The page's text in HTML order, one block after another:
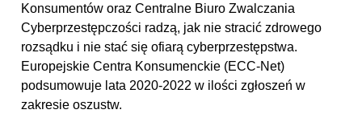
Konsumentów oraz Centralne Biuro Zwalczania
Cyberprzestępczości radzą, jak nie stracić zdrowego
rozsądku i nie stać się ofiarą cyberprzestępstwa.
Europejskie Centra Konsumenckie (ECC-Net)
podsumowuje lata 2020-2022 w ilości zgłoszeń w
zakresie oszustw.